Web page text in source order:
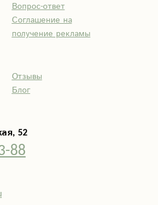
52
88
Вопрос-ответ
Соглашение на
получение рекламы
Отзывы
Блог